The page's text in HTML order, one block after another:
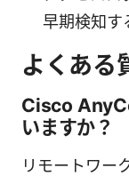
早期検知す
よくある
Cisco
いますか？
リモートワー